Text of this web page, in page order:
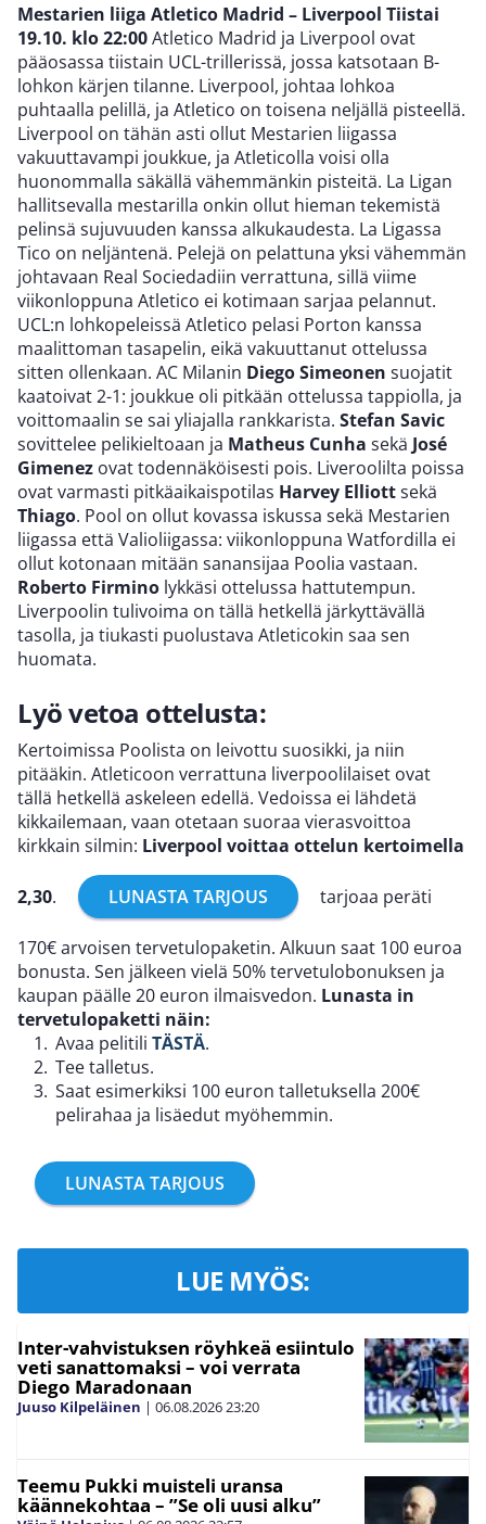
Mestarien liiga Atletico Madrid – Liverpool Tiistai
19.10. klo 22:00Atletico Madrid ja Liverpool ovat
pääosassa tiistain UCL-trillerissä, jossa katsotaan B-
lohkon kärjen tilanne. Liverpool, johtaa lohkoa
puhtaalla pelillä, ja Atletico on toisena neljällä pisteellä.
Liverpool on tähän asti ollut Mestarien liigassa
vakuuttavampi joukkue, ja Atleticolla voisi olla
huonommalla säkällä vähemmänkin pisteitä. La Ligan
hallitsevalla mestarilla onkin ollut hieman tekemistä
pelinsä sujuvuuden kanssa alkukaudesta. La Ligassa
Tico on neljäntenä. Pelejä on pelattuna yksi vähemmän
johtavaan Real Sociedadiin verrattuna, sillä viime
viikonloppuna Atletico ei kotimaan sarjaa pelannut.
UCL:n lohkopeleissä Atletico pelasi Porton kanssa
maalittoman tasapelin, eikä vakuuttanut ottelussa
sitten ollenkaan. AC Milanin Diego Simeonen suojatit
kaatoivat 2-1: joukkue oli pitkään ottelussa tappiolla, ja
voittomaalin se sai yliajalla rankkarista. Stefan Savic
sovittelee pelikieltoaan ja Matheus Cunha sekä José
Gimenez ovat todennäköisesti pois. Liveroolilta poissa
ovat varmasti pitkäaikaispotilas Harvey Elliottsekä
Thiago. Pool on ollut kovassa iskussa sekä Mestarien
liigassa että Valioliigassa: viikonloppuna Watfordilla ei
ollut kotonaan mitään sanansijaa Poolia vastaan.
Roberto Firmino lykkäsi ottelussa hattutempun.
Liverpoolin tulivoima on tällä hetkellä järkyttävällä
tasolla, ja tiukasti puolustava Atleticokin saa sen
huomata.
Lyö vetoa ottelusta:
Kertoimissa Poolista on leivottu suosikki, ja niin
pitääkin. Atleticoon verrattuna liverpoolilaiset ovat
tällä hetkellä askeleen edellä. Vedoissa ei lähdetä
kikkailemaan, vaan otetaan suoraa vierasvoittoa
kirkkain silmin: Liverpool voittaa ottelun kertoimella
2,30. LUNASTA TARJOUS tarjoaa peräti
170€ arvoisen tervetulopaketin. Alkuun saat 100 euroa
bonusta. Sen jälkeen vielä 50% tervetulobonuksen ja
kaupan päälle 20 euron ilmaisvedon. Lunasta in
tervetulopaketti näin:
Avaa pelitili TÄSTÄ.
Tee talletus.
Saat esimerkiksi 100 euron talletuksella 200€
pelirahaa ja lisäedut myöhemmin.
LUNASTA TARJOUS
LUE MYÖS:
Inter-vahvistuksen röyhkeä esiintulo
veti sanattomaksi – voi verrata
Diego Maradonaan
Juuso Kilpeläinen | 06.08.202623:20
Teemu Pukki muisteli uransa
käännekohtaa – ”Se oli uusi alku”